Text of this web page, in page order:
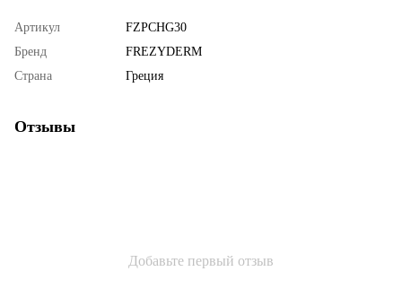
Артикул
FZPCHG30
Бренд
FREZYDERM
Страна
Греция
Отзывы
Добавьте первый отзыв